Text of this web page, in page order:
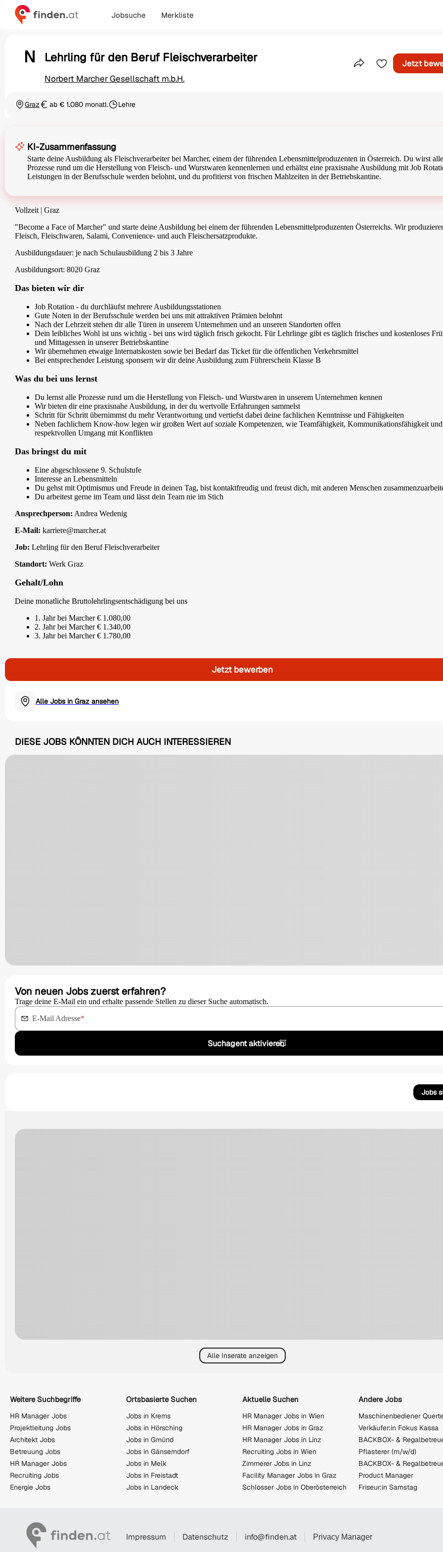
Jobsuche Merkliste
N Lehrling für den Beruf Fleischverarbeiter
Norbert Marcher Gesellschaft m.b.H.
Teile dieses Inserat
Jetzt
Ortschaft
GrazGehaltab € 1.080 monatl.Beschäftigungsart
Lehre
KI-Zusammenfassung
Starte deine Ausbildung als Fleischverarbeiter bei Marcher, einem der führenden Lebensmittelproduzenten in Österreich. Du wirst alle
Prozesse rund um die Herstellung von Fleisch- und Wurstwaren kennenlernen und erhältst eine praxisnahe Ausbildung mit Job
Leistungen in der Berufsschule werden belohnt, und du profitierst von frischen Mahlzeiten in der Betriebskantine.
Vollzeit | Graz
"Become a Face of Marcher" und starte deine Ausbildung bei einem der führenden Lebensmittelproduzenten Österreichs. Wir
Fleisch, Fleischwaren, Salami, Convenience- und auch Fleischersatzprodukte.
Ausbildungsdauer: je nach Schulausbildung 2 bis 3 Jahre
Ausbildungsort: 8020 Graz
Das bieten wir dir
Job Rotation - du durchläufst mehrere Ausbildungsstationen
Gute Noten in der Berufsschule werden bei uns mit attraktiven Prämien belohnt
Nach der Lehrzeit stehen dir alle Türen in unserem Unternehmen und an unseren Standorten offen
Dein leibliches Wohl ist uns wichtig - bei uns wird täglich frisch gekocht. Für Lehrlinge gibt es täglich frisches und kostenloses
und Mittagessen in unserer Betriebskantine
Wir übernehmen etwaige Internatskosten sowie bei Bedarf das Ticket für die öffentlichen Verkehrsmittel
Bei entsprechender Leistung sponsern wir dir deine Ausbildung zum Führerschein Klasse B
Was du bei uns lernst
Du lernst alle Prozesse rund um die Herstellung von Fleisch- und Wurstwaren in unserem Unternehmen kennen
Wir bieten dir eine praxisnahe Ausbildung, in der du wertvolle Erfahrungen sammelst
Schritt für Schritt übernimmst du mehr Verantwortung und vertiefst dabei deine fachlichen Kenntnisse und Fähigkeiten
Neben fachlichem Know-how legen wir großen Wert auf soziale Kompetenzen, wie Teamfähigkeit, Kommunikationsfähigkeit
respektvollen Umgang mit Konflikten
Das bringst du mit
Eine abgeschlossene 9. Schulstufe
Interesse an Lebensmitteln
Du gehst mit Optimismus und Freude in deinen Tag, bist kontaktfreudig und freust dich, mit anderen Menschen
Du arbeitest gerne im Team und lässt dein Team nie im Stich
Ansprechperson: Andrea Wedenig
E-Mail: karriere@marcher.at
Job: Lehrling für den Beruf Fleischverarbeiter
Standort: Werk Graz
Gehalt/Lohn
Deine monatliche Bruttolehrlingsentschädigung bei uns
1. Jahr bei Marcher € 1.080,00
2. Jahr bei Marcher € 1.340,00
3. Jahr bei Marcher € 1.780,00
Jetzt bewerben
Alle Jobs in Graz ansehen
DIESE JOBS KÖNNTEN DICH AUCH INTERESSIEREN
Von neuen Jobs zuerst erfahren?
Trage deine E-Mail ein und erhalte passende Stellen zu dieser Suche automatisch.
E-Mail Adresse*
Suchagent aktivieren
Jobs
Alle Inserate anzeigen
Weitere Suchbegriffe
HR Manager Jobs
Projektleitung Jobs
Architekt Jobs
Betreuung Jobs
HR Manager Jobs
Recruiting Jobs
Energie Jobs
Ortsbasierte Suchen
Jobs in Krems
Jobs in Hörsching
Jobs in Gmünd
Jobs in Gänserndorf
Jobs in Melk
Jobs in Freistadt
Jobs in Landeck
Aktuelle Suchen
HR Manager Jobs in Wien
HR Manager Jobs in Graz
HR Manager Jobs in Linz
Recruiting Jobs in Wien
Zimmerer Jobs in Linz
Facility Manager Jobs in Graz
Schlosser Jobs in Oberösterreich
Andere Jobs
Verkäufer:in Fokus Kassa
Pflasterer (m/w/d)
Product Manager
Friseur:in Samstag
Impressum Datenschutz info@finden.at Privacy Manager